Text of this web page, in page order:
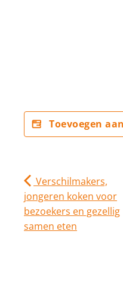
Toevoegen
Verschilmakers,
jongeren koken voor
bezoekers en gezellig
samen eten